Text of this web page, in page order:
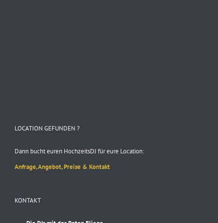
LOCATION GEFUNDEN ?
Dann bucht euren HochzeitsDJ für eure Location:
Anfrage, Angebot, Preise & Kontakt
KONTAKT